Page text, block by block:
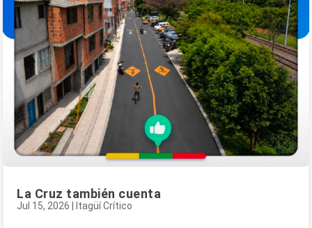
La Cruz también cuenta
Jul 15, 2026 Itagüí Crítico